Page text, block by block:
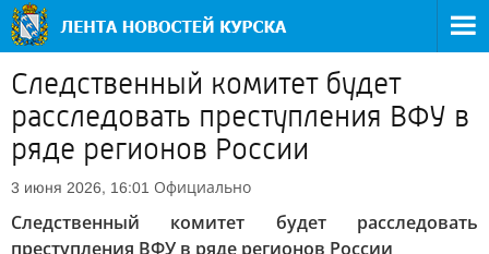
Следственный комитет будет
расследовать преступления ВФУ в
ряде регионов России
3 июня 2026, 16:01 Официально
Следственный комитет будет расследовать
преступления ВФУ в ряде регионов России